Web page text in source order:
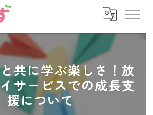
共に学ぶ楽しさ！放
サービスでの成長支
援について